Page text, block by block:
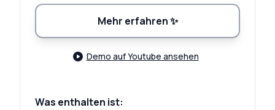
Mehr erfahren✨
Demo auf Youtube ansehen
Was enthalten ist: